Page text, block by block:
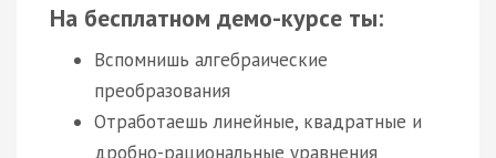
На бесплатном демо-курсе ты:
Вспомнишь алгебраические
преобразования
Отработаешь линейные, квадратные и
дробно-рациональные уравнения